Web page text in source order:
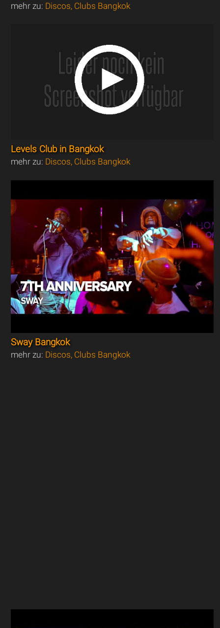
mehr zu: Discos, Clubs Bangkok
Levels Club in Bangkok
mehr zu: Discos, Clubs Bangkok
Sway Bangkok
mehr zu: Discos, Clubs Bangkok